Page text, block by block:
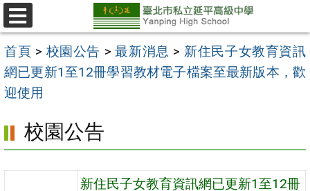
跳
至
主
要
內
選
單
首頁 > 校園公告 >最新消息 > 新住民子女教育資訊
網已更新1至12冊學習教材電子檔案至最新版本，歡
迎使用
校園公告
新住民子女教育資訊網已更新1至12冊